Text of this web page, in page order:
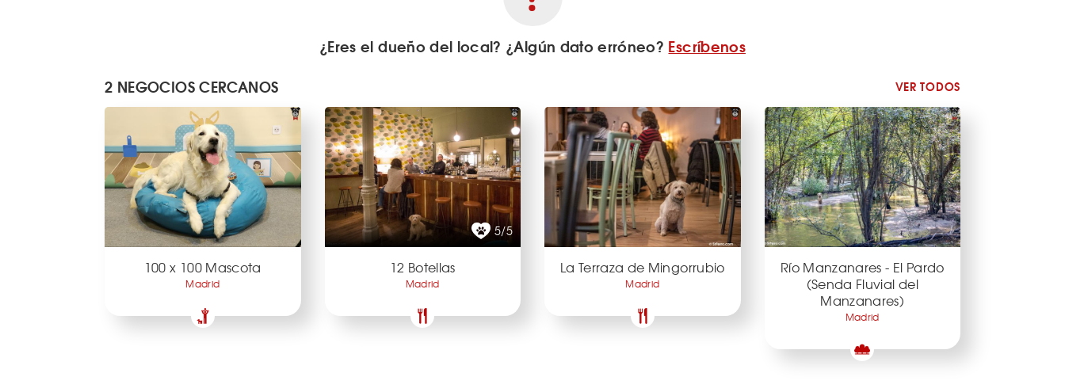
¿Eres el dueño del local? ¿Algún dato erróneo? Escríbenos
2 NEGOCIOS CERCANOS
VER TODOS
100 x 100 Mascota
Madrid
5/5
12 Botellas
Madrid
La Terraza de Mingorrubio
Madrid
Río Manzanares - El Pardo
(Senda Fluvial del
Manzanares)
Madrid